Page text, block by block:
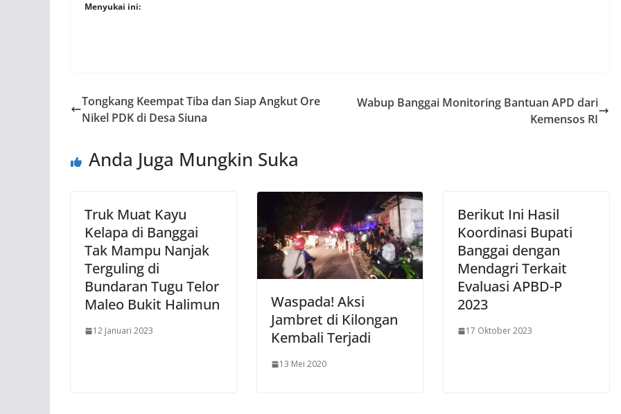
Menyukai ini:
Tongkang Keempat Tiba dan Siap Angkut Ore
Nikel PDK di Desa Siuna
Wabup Banggai Monitoring Bantuan APD dari
Kemensos RI
Anda Juga Mungkin Suka
Truk Muat Kayu
Kelapa di Banggai
Tak Mampu Nanjak
Terguling di
Bundaran Tugu Telor
Maleo Bukit Halimun
12 Januari 2023
Waspada! Aksi
Jambret di Kilongan
Kembali Terjadi
13 Mei 2020
Berikut Ini Hasil
Koordinasi Bupati
Banggai dengan
Mendagri Terkait
Evaluasi APBD-P
2023
17 Oktober 2023